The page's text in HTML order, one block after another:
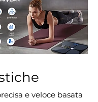
e veloce basata